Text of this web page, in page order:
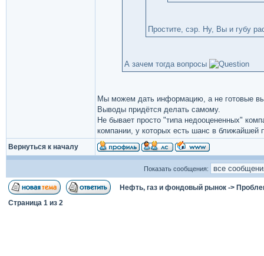
Простите, сэр. Ну, Вы и губу
А зачем тогда вопросы
Мы можем дать информацию, а не готовые
Выводы придётся делать самому.
Не бывает просто "типа недооцененных"
компании, у которых есть шанс в ближайшей
Вернуться к началу
Показать сообщения:
Нефть, газ и фондовый рынок ->
Страница 1 из 2